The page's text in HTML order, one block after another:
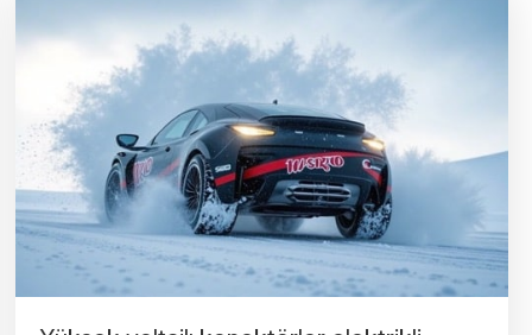
seguridad y confiabilidad del vehículo.